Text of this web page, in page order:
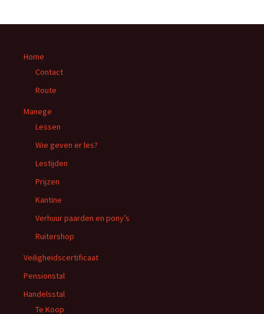
Home
Contact
Route
Manege
Lessen
Wie geven er les?
Lestijden
Prijzen
Kantine
Verhuur paarden en pony’s
Ruitershop
Veiligheidscertificaat
Pensionstal
Handelsstal
Te Koop